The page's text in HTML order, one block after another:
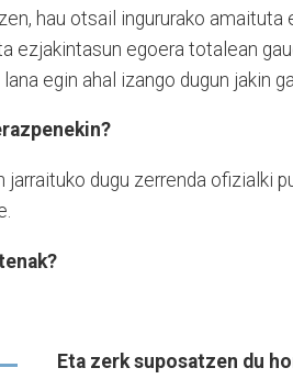
hau otsail ingururako amaituta
ezjakintasun egoera totalean
egin ahal izango dugun jakin
jarraituko dugu zerrenda ofizialki
Eta zerk suposatzen du